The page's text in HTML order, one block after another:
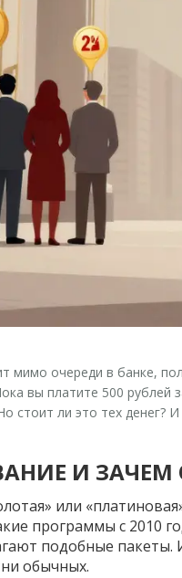
мимо очереди в банке,
вы платите 500
ли это тех денег?
И
или
программы с 2010
подобные
обычных.